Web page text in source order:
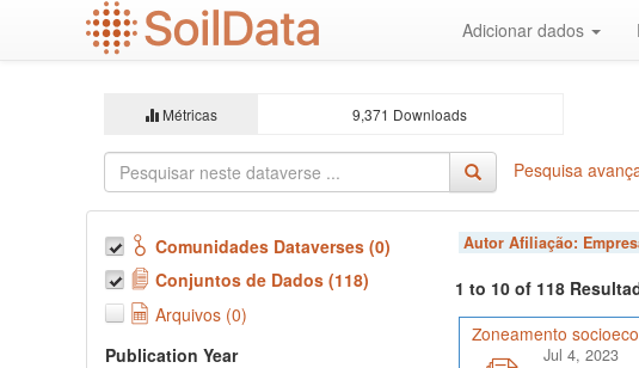
Adicionar dados
Métricas 9,371 Downloads
Pesquisa
Comunidades Dataverses (0)
Conjuntos de Dados (118)
Arquivos (0)
Publication Year
Autor Afiliação:
1 to 10 of 118
Zoneamento
Jul 4, 2023